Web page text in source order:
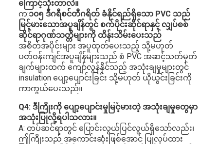
ကြောင့်သုံးတာလဲ။
က:၁၀၅ ဒီဂရီစင်တီဂရိတ် ခံနိုင်ရည်ရှိသော PVC သည်
မြင့်မားသောအပူချိန်တွင် စက်ပိုင်းဆိုင်ရာနှင့် လျှပ်စစ်
ဆိုင်ရာဂုဏ်သတ္တိများကို ထိန်းသိမ်းပေးသည်
အစိတ်အပိုင်းများ အပူထုတ်ပေးသည့် သို့မဟုတ်
ပတ်ဝန်းကျင်အပူချိန်များသည် စံ PVC အဆင့်သတ်မှတ်
ချက်များထက် ကျော်လွန်နိုင်သည့် အသုံးချမှုများတွင်
insulation ပျော့ပျောင်းခြင်း သို့မဟုတ် ယိုယွင်းခြင်းကို
ကာကွယ်ပေးသည်။
Q4: ဒီကြိုးကို ပျော့ပျောင်းမှုမြင့်မားတဲ့ အသုံးချမှုတွေမှာ
အသုံးပြုလို့ရပါသလား။
A: တပ်ဆင်ရာတွင် ပြောင်းလွယ်ပြင်လွယ်ရှိသော်လည်း၊
ဤကြိုးသည် အကောင်းဆုံးဖြစ်အောင် ပြုလုပ်ထား